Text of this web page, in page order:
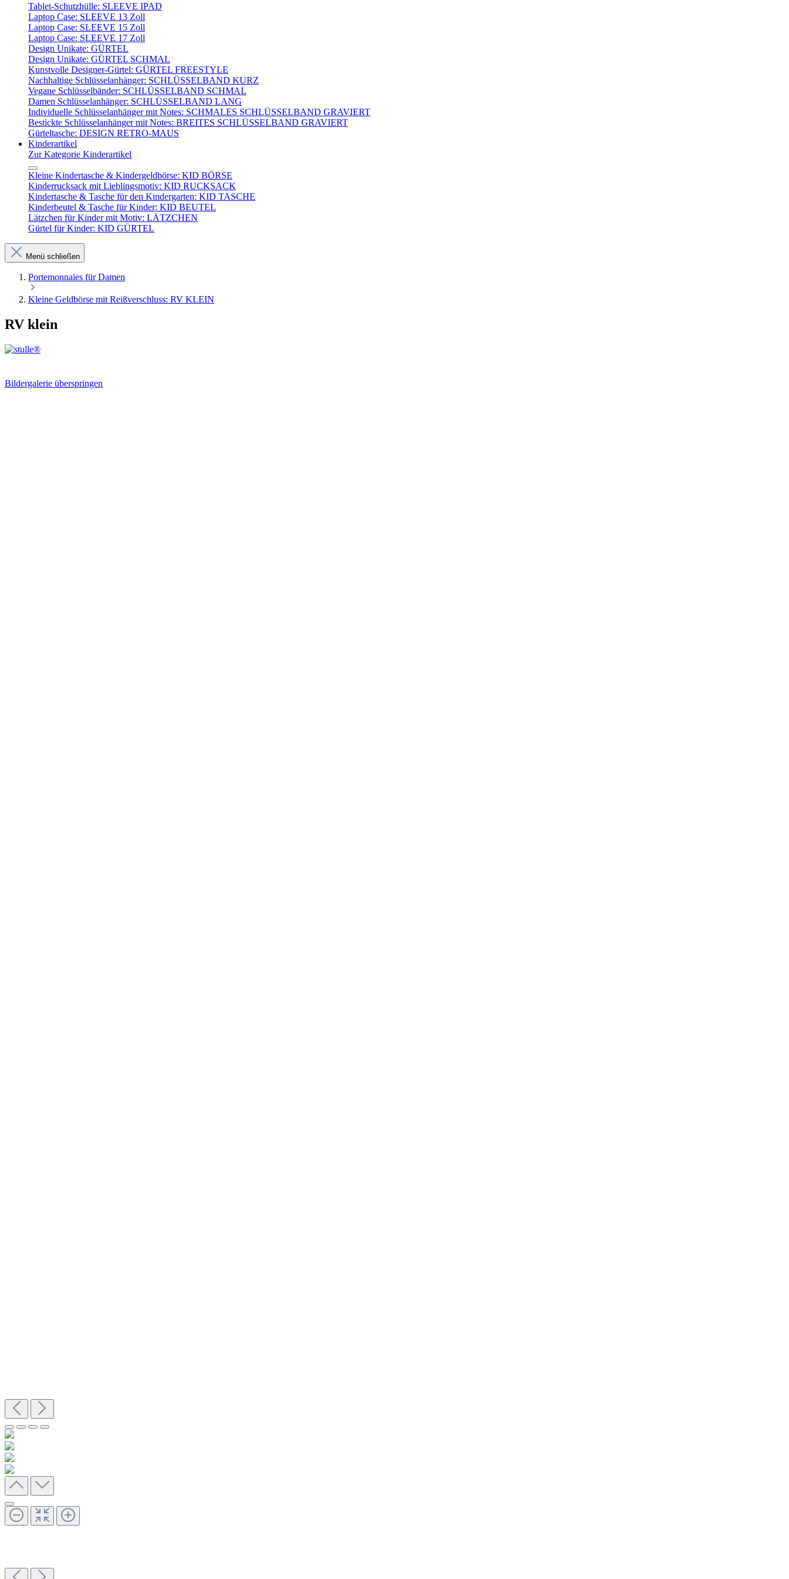
Tablet-Schutzhülle: SLEEVE IPAD
Laptop Case: SLEEVE 13 Zoll
Laptop Case: SLEEVE 15 Zoll
Laptop Case: SLEEVE 17 Zoll
Design Unikate: GÜRTEL
Design Unikate: GÜRTEL SCHMAL
Kunstvolle Designer-Gürtel: GÜRTEL FREESTYLE
Nachhaltige Schlüsselanhänger: SCHLÜSSELBAND KURZ
Vegane Schlüsselbänder: SCHLÜSSELBAND SCHMAL
Damen Schlüsselanhänger: SCHLÜSSELBAND LANG
Individuelle Schlüsselanhänger mit Notes: SCHMALES SCHLÜSSELBAND GRAVIERT
Bestickte Schlüsselanhänger mit Notes: BREITES SCHLÜSSELBAND GRAVIERT
Gürteltasche: DESIGN RETRO-MAUS
Kinderartikel
Zur Kategorie Kinderartikel
Kleine Kindertasche & Kindergeldbörse: KID BÖRSE
Kinderrucksack mit Lieblingsmotiv: KID RUCKSACK
Kindertasche & Tasche für den Kindergarten: KID TASCHE
Kinderbeutel & Tasche für Kinder: KID BEUTEL
Lätzchen für Kinder mit Motiv: LÄTZCHEN
Gürtel für Kinder: KID GÜRTEL
Menü schließen
Portemonnaies für Damen
Kleine Geldbörse mit Reißverschluss: RV KLEIN
RV klein
Bildergalerie überspringen